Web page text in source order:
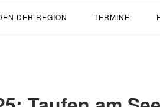
DER REGION TERMINE